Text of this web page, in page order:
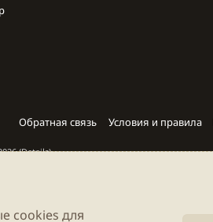
Обратная связь Условия и правила
(Details)
cookies для